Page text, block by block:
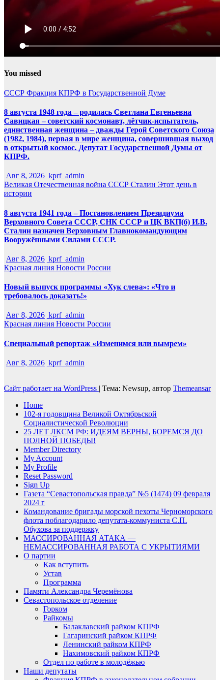
You missed
СССР Фракция КПРФ в Государственной Думе
8 августа 1948 года – родилась Светлана Евгеньевна
Савицкая – советский космонавт, лётчик-испытатель,
единственная женщина – дважды Герой Советского Союза
(1982, 1984), первая в мире женщина, совершившая выход
в открытый космос. Депутат Государственной Думы от
КПРФ.
Авг 8, 2026 kprf_admin
Великая Отечественная война СССР Сталин Этот день в
истории
8 августа 1941 года – Постановлением Президиума
Верховного Совета СССР, СНК СССР и ЦК ВКП(б) И.В.
Сталин назначен Верховным Главнокомандующим
Вооружёнными Силами СССР.
Авг 8, 2026 kprf_admin
Красная линия Новости России
Новый выпуск программы «Хук слева»: «Что и
требовалось доказать!»
Авг 8, 2026 kprf_admin
Красная линия Новости России
Специальный репортаж «Изменимся или вымрем»
Авг 8, 2026 kprf_admin
Сайт работает на WordPress | Тема: Newsup, автор Themeansar
Home
102-я годовщина Великой Октябрьской
Социалистической Революции
25 ЛЕТ ЛКСМ РФ: ИДЕЯМ ВЕРНЫ, БОРЕМСЯ ДО
ПОЛНОЙ ПОБЕДЫ!
Member Directory
My Account
My Profile
Reset Password
Sign Up
Газета “Севастопольская правда” №5 (1474) 09 февраля
2024 г
Командование бригады морской пехоты Черноморского
флота поблагодарило депутата-коммуниста С.П.
Обухова за поддержку
МАССИРОВАННАЯ АТАКА —
НЕМАССИРОВАННАЯ РАБОТА С УКРЫТИЯМИ
О партии
Как вступить
Устав
Программа
Памяти Александра Черемёнова
Севастопольское отделение
Горком
Райкомы
Балаклавский райком КПРФ
Гагаринский райком КПРФ
Ленинский райком КПРФ
Нахимовский райком КПРФ
Отдел по работе в молодёжью
Наши депутаты